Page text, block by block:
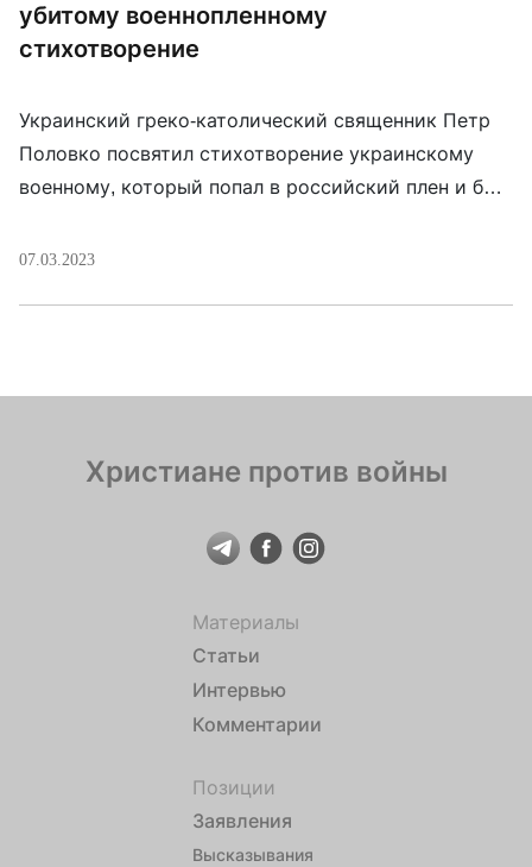
убитому военнопленному
стихотворение
Украинский греко-католический священник Петр
Половко посвятил стихотворение украинскому
военному, который попал в российский плен и был
его расстрела появились в сети 6 марта.
07.03.2023
Христиане против войны
Материалы
Статьи
Интервью
Комментарии
Позиции
Заявления
Высказывания